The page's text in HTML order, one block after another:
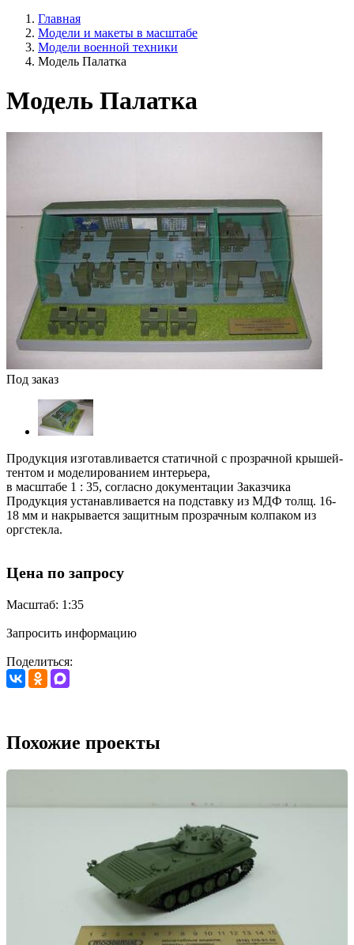
Главная
Модели и макеты в масштабе
Модели военной техники
Модель Палатка
Модель Палатка
Под заказ
Продукция изготавливается статичной с прозрачной крышей-
тентом и моделированием интерьера,
в масштабе 1 : 35, согласно документации Заказчика
Продукция устанавливается на подставку из МДФ толщ. 16-
18 мм и накрывается защитным прозрачным колпаком из
оргстекла.
Цена по запросу
Масштаб: 1:35
Запросить информацию
Поделиться:
Похожие проекты